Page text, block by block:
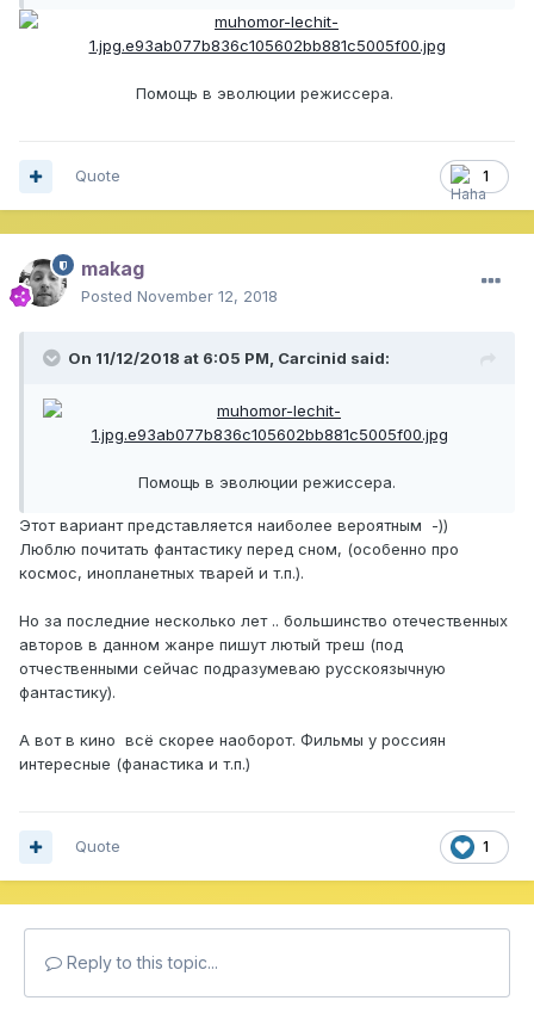
Помощь в эволюции режиссера.
1
Quote
makag
Posted November 12, 2018
On 11/12/2018 at 6:05 PM, Carcinid said:
Помощь в эволюции режиссера.
Этот вариант представляется наиболее вероятным -))
Люблю почитать фантастику перед сном, (особенно про
космос, инопланетных тварей и т.п.).
Но за последние несколько лет .. большинство отечественных
авторов в данном жанре пишут лютый треш (под
отчественными сейчас подразумеваю русскоязычную
фантастику).
А вот в кино всё скорее наоборот. Фильмы у россиян
интересные (фанастика и т.п.)
1
Quote
Reply to this topic...